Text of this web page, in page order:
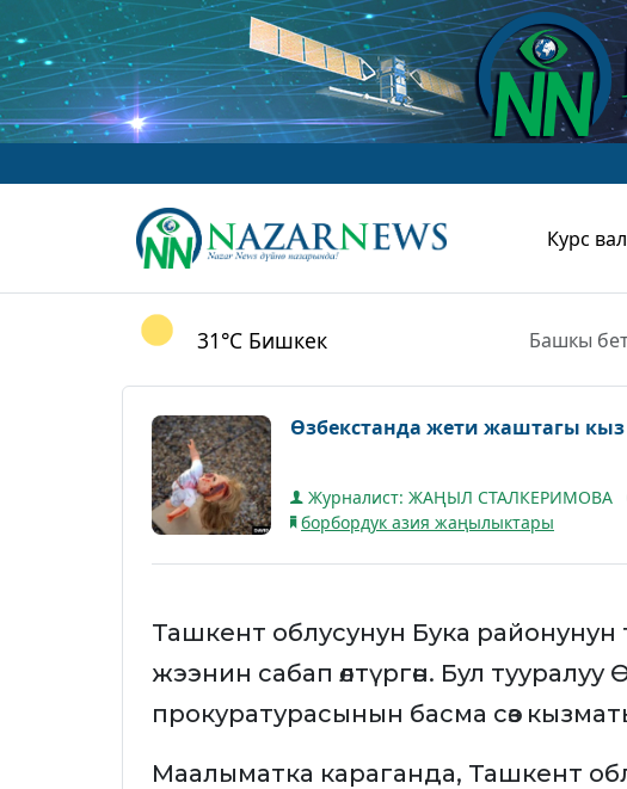
Курс
31°C Бишкек Башкы
Өзбекстанда жети жаштагы
Журналист: ЖАҢЫЛ СТАЛКЕРИМОВА
борбордук азия жаңылыктары
Ташкент облусунун Бука
жээнин сабап өлтүргөн. Бул
прокуратурасынын басма сөз
Маалыматка караганда, Ташкент